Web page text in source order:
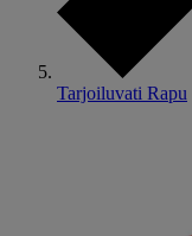
Tarjoiluvati Rapu